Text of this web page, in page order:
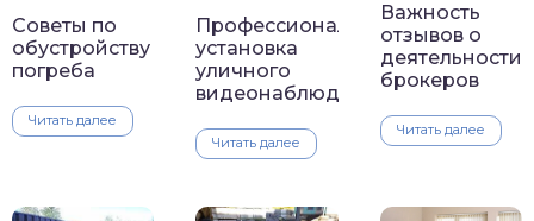
Советы по
обустройству
погреба
Читать далее
Профессиональная
установка
уличного
видеонаблюдения
Читать далее
Важность
отзывов о
деятельности
брокеров
Читать далее